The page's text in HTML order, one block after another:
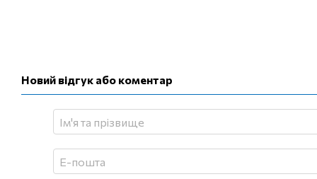
Новий відгук або коментар